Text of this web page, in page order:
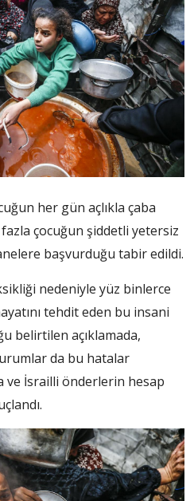
her gün açlıkla çaba
çocuğun şiddetli yetersiz
başvurduğu tabir edildi.
nedeniyle yüz binlerce
tehdit eden bu insani
belirtilen açıklamada,
da bu hatalar
ve İsrailli önderlerin hesap